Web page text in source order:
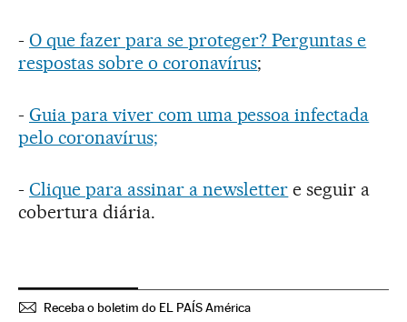
- O que fazer para se proteger? Perguntas e
respostas sobre o coronavírus;
- Guia para viver com uma pessoa infectada
pelo coronavírus;
- Clique para assinar a newsletter e seguir a
cobertura diária.
Receba o boletim do EL PAÍS América